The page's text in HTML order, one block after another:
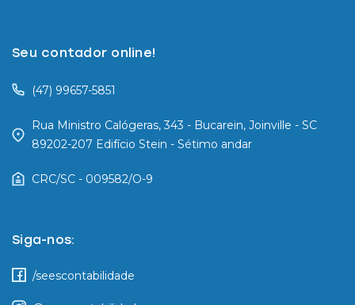
Seu contador online!
(47) 99657-5851
Rua Ministro Calógeras, 343 - Bucarein, Joinville - SC
89202-207 Edifício Stein - Sétimo andar
CRC/SC - 009582/O-9
Siga-nos:
/seescontabilidade